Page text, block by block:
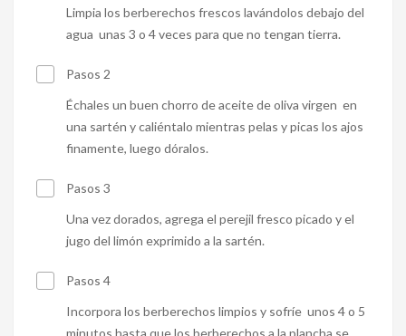
Limpia los berberechos frescos lavándolos debajo del
agua unas 3 o 4 veces para que no tengan tierra.
Pasos 2
Échales un buen chorro de aceite de oliva virgen en
una sartén y caliéntalo mientras pelas y picas los ajos
finamente, luego dóralos.
Pasos 3
Una vez dorados, agrega el perejil fresco picado y el
jugo del limón exprimido a la sartén.
Pasos 4
Incorpora los berberechos limpios y sofríe unos 4 o 5